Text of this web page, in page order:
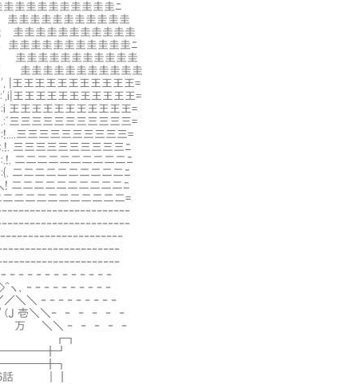
圭圭圭圭圭圭圭圭圭ﾆ
Ⅷ圭圭圭圭圭圭圭圭圭圭圭
Ⅷ圭圭圭圭圭圭圭圭圭圭圭
圭圭圭圭圭圭圭圭圭圭圭ﾆ
Ⅷ圭圭圭圭圭圭圭圭圭圭圭
Ⅷ圭圭圭圭圭圭圭圭圭圭圭
|王王王王王王王王王王王=
王王王王王王王王王王=
王王王王王王王王王王王=
三三三三三三三三三=
三三三三三三三三三=
三三三三三三三三三ﾆ
二二二二二二二二ﾆ
二二二二二二二二ﾆ
二二二二二二二ﾆ
二二二二二二二二=
‐ ‐ ‐ ‐ ‐ ‐ ‐ ‐ ‐ ‐
､ ‐ ‐ ‐ ‐ ‐ ‐ ‐ ‐ ‐ ‐
＼ ‐ ‐ ‐ ‐ ‐ ‐ ‐ ‐ ‐
壱＼＼‐ ‐ ‐ ‐ ‐ ‐
万 ＼＼ ‐ ‐ ‐ ‐ ‐
話 ｜┃